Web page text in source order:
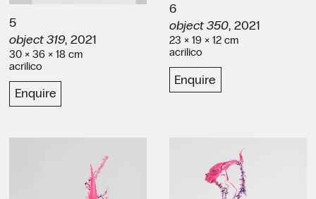
5
object 319, 2021
30 × 36 × 18 cm
acrilico
Enquire
6
object 350, 2021
23 × 19 × 12 cm
acrilico
Enquire